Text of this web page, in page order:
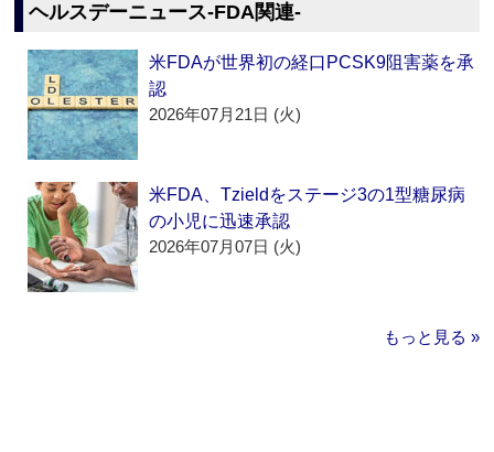
ヘルスデーニュース‐FDA関連‐
米FDAが世界初の経口PCSK9阻害薬を承
認
2026年07月21日 (火)
米FDA、Tzieldをステージ3の1型糖尿病
の小児に迅速承認
2026年07月07日 (火)
もっと見る »